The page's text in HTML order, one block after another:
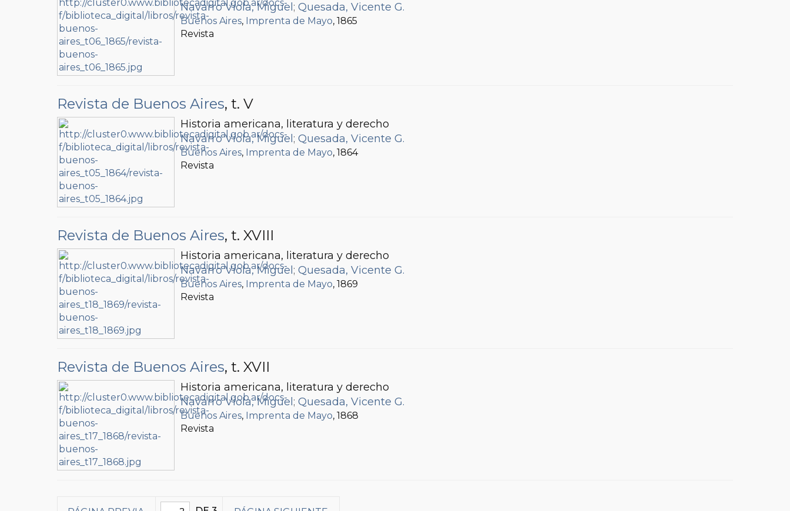
Navarro Viola, Miguel ; Quesada, Vicente G.
Buenos Aires, Imprenta de Mayo, 1865
Revista
Revista de Buenos Aires, t. V
Historia americana, literatura y derecho
Navarro Viola, Miguel ; Quesada, Vicente G.
Buenos Aires, Imprenta de Mayo, 1864
Revista
Revista de Buenos Aires, t. XVIII
Historia americana, literatura y derecho
Navarro Viola, Miguel ; Quesada, Vicente G.
Buenos Aires, Imprenta de Mayo, 1869
Revista
Revista de Buenos Aires, t. XVII
Historia americana, literatura y derecho
Navarro Viola, Miguel ; Quesada, Vicente G.
Buenos Aires, Imprenta de Mayo, 1868
Revista